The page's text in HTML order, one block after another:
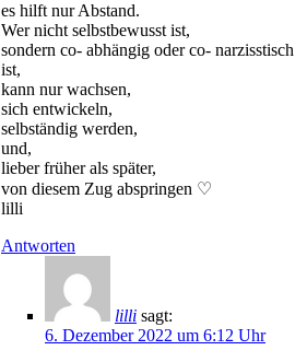
es hilft nur Abstand.
Wer nicht selbstbewusst ist,
sondern co- abhängig oder co- narzisstisch
ist,
kann nur wachsen,
sich entwickeln,
selbständig werden,
und,
lieber früher als später,
von diesem Zug abspringen ♡
lilli
Antworten
lilli sagt:
6. Dezember 2022 um 6:12 Uhr